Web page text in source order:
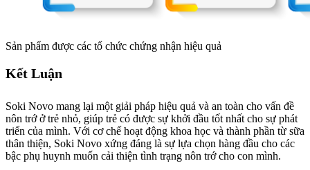
Sản phẩm được các tổ chức chứng nhận hiệu quả
Kết Luận
Soki Novo mang lại một giải pháp hiệu quả và an toàn cho vấn đề
nôn trớ ở trẻ nhỏ, giúp trẻ có được sự khởi đầu tốt nhất cho sự phát
triển của mình. Với cơ chế hoạt động khoa học và thành phần từ sữa
thân thiện, Soki Novo xứng đáng là sự lựa chọn hàng đầu cho các
bậc phụ huynh muốn cải thiện tình trạng nôn trớ cho con mình.